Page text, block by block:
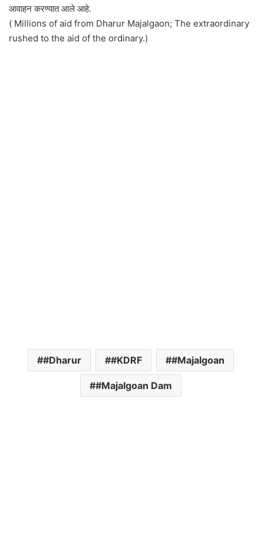
आवाहन करण्यात आले आहे.
( Millions of aid from Dharur Majalgaon; The extraordinary
rushed to the aid of the ordinary.)
#Dharur #KDRF #Majalgoan
#Majalgoan Dam